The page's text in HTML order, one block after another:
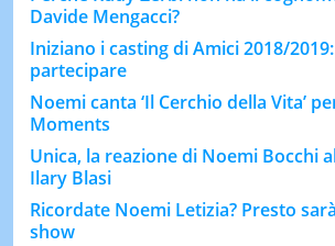
Davide Mengacci?
Iniziano i casting di Amici 2018/
partecipare
Noemi canta ‘Il Cerchio della Vita’
Moments
Unica, la reazione di Noemi Bocchi
Ilary Blasi
Ricordate Noemi Letizia? Presto
show